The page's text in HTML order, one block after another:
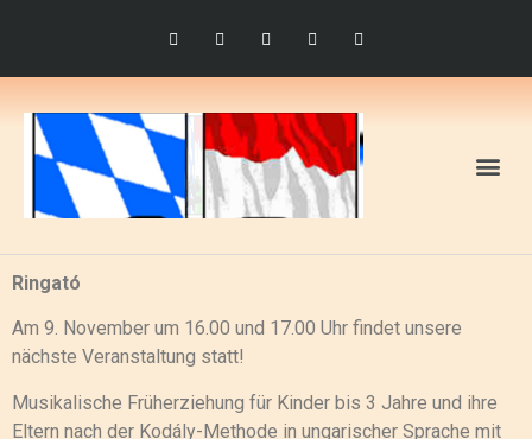
Ringató
Am 9. November um 16.00 und 17.00 Uhr findet unsere
nächste Veranstaltung statt!
Musikalische Früherziehung für Kinder bis 3 Jahre und ihre
Eltern nach der Kodály-Methode in ungarischer Sprache mit